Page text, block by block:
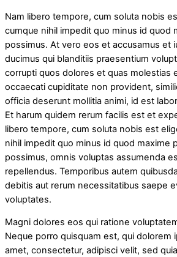
Nam libero tempore, cum soluta nobis
cumque nihil impedit quo minus id quod
possimus. At vero eos et accusamus et
ducimus qui blanditiis praesentium
corrupti quos dolores et quas molestias
occaecati cupiditate non provident,
officia deserunt mollitia animi, id est
Et harum quidem rerum facilis est et
libero tempore, cum soluta nobis est
nihil impedit quo minus id quod maxime
possimus, omnis voluptas assumenda
repellendus. Temporibus autem
debitis aut rerum necessitatibus saepe
voluptates.
Magni dolores eos qui ratione
Neque porro quisquam est, qui dolorem
amet, consectetur, adipisci velit, sed